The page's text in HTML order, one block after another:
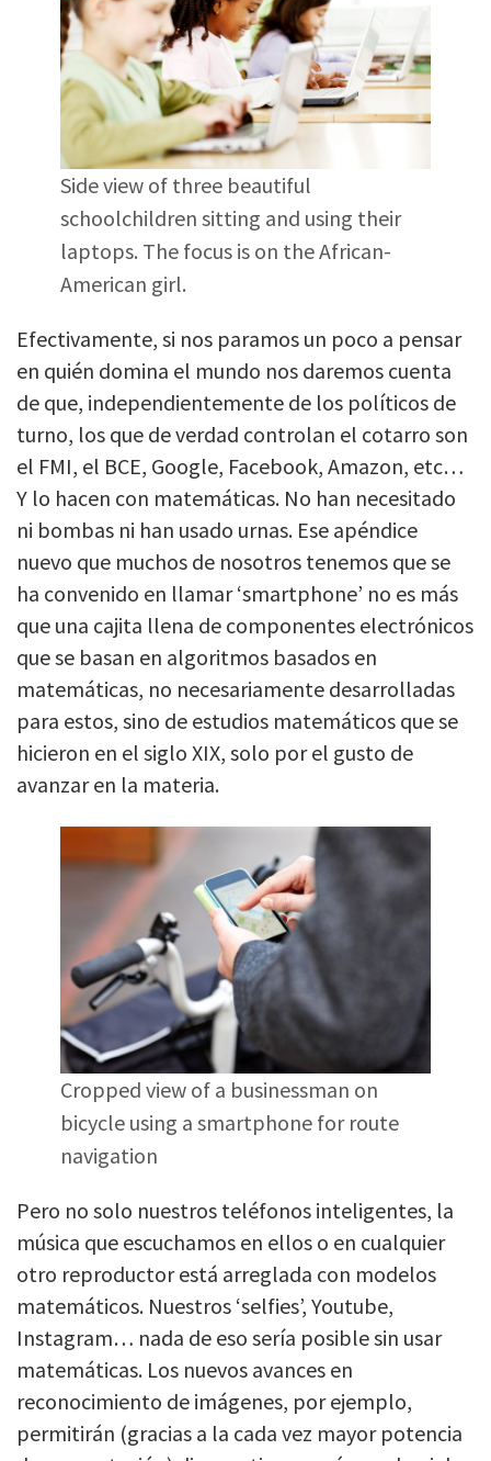
Side view of three beautiful
schoolchildren sitting and using their
laptops. The focus is on the African-
American girl.
Efectivamente, si nos paramos un poco a pensar
en quién domina el mundo nos daremos cuenta
de que, independientemente de los políticos de
turno, los que de verdad controlan el cotarro son
el FMI, el BCE, Google, Facebook, Amazon, etc…
Y lo hacen con matemáticas. No han necesitado
ni bombas ni han usado urnas. Ese apéndice
nuevo que muchos de nosotros tenemos que se
ha convenido en llamar ‘smartphone’ no es más
que una cajita llena de componentes electrónicos
que se basan en algoritmos basados en
matemáticas, no necesariamente desarrolladas
para estos, sino de estudios matemáticos que se
hicieron en el siglo XIX, solo por el gusto de
avanzar en la materia.
Cropped view of a businessman on
bicycle using a smartphone for route
navigation
Pero no solo nuestros teléfonos inteligentes, la
música que escuchamos en ellos o en cualquier
otro reproductor está arreglada con modelos
matemáticos. Nuestros ‘selfies’, Youtube,
Instagram… nada de eso sería posible sin usar
matemáticas. Los nuevos avances en
reconocimiento de imágenes, por ejemplo,
permitirán (gracias a la cada vez mayor potencia